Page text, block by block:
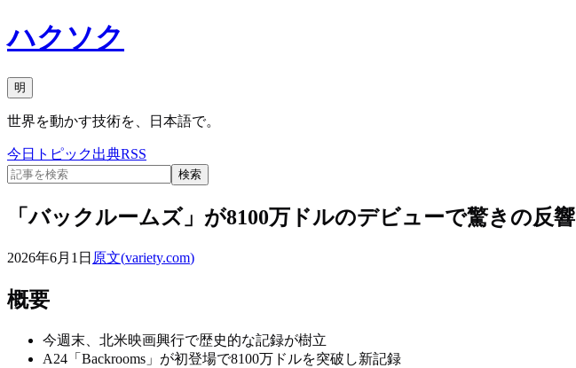
ハクソク
明
世界を動かす技術を、日本語で。
今日 トピック出典RSS
検索
「バックルームズ」が8100万ドルのデビューで驚きの反響
2026年6月1日 原文(variety.com)
概要
今週末、北米映画興行で歴史的な記録が樹立
A24「Backrooms」が初登場で8100万ドルを突破し新記録